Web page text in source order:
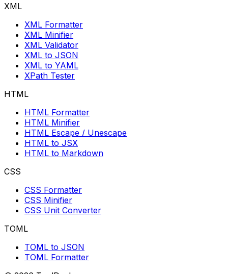
XML
XML Formatter
XML Minifier
XML Validator
XML to JSON
XML to YAML
XPath Tester
HTML
HTML Formatter
HTML Minifier
HTML Escape / Unescape
HTML to JSX
HTML to Markdown
CSS
CSS Formatter
CSS Minifier
CSS Unit Converter
TOML
TOML to JSON
TOML Formatter